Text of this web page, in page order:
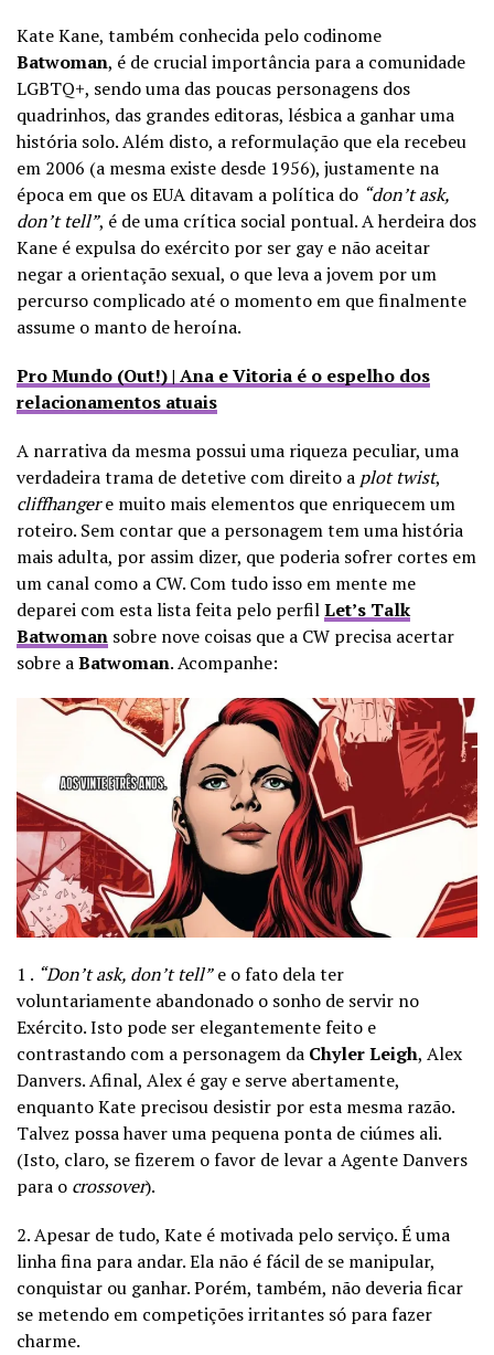
Kate Kane, também conhecida pelo codinome
Batwoman, é de crucial importância para a comunidade
LGBTQ+, sendo uma das poucas personagens dos
quadrinhos, das grandes editoras, lésbica a ganhar uma
história solo. Além disto, a reformulação que ela recebeu
em 2006 (a mesma existe desde 1956), justamente na
época em que os EUA ditavam a política do “don’t ask,
don’t tell”, é de uma crítica social pontual. A herdeira dos
Kane é expulsa do exército por ser gay e não aceitar
negar a orientação sexual, o que leva a jovem por um
percurso complicado até o momento em que finalmente
assume o manto de heroína.
Pro Mundo (Out!) | Ana e Vitoria é o espelho dos
relacionamentos atuais
A narrativa da mesma possui uma riqueza peculiar, uma
verdadeira trama de detetive com direito a plot twist,
cliffhangere muito mais elementos que enriquecem um
roteiro. Sem contar que a personagem tem uma história
mais adulta, por assim dizer, que poderia sofrer cortes em
um canal como a CW. Com tudo isso em mente me
deparei com esta lista feita pelo perfilLet’s Talk
Batwoman sobre nove coisas que a CW precisa acertar
sobre aBatwoman. Acompanhe:
1 . “Don’t ask, don’t tell”e o fato dela ter
voluntariamente abandonado o sonho de servir no
Exército. Isto pode ser elegantemente feito e
contrastando com a personagem da Chyler Leigh, Alex
Danvers. Afinal, Alex é gay e serve abertamente,
enquanto Kate precisou desistir por esta mesma razão.
Talvez possa haver uma pequena ponta de ciúmes ali.
(Isto, claro, se fizerem o favor de levar a Agente Danvers
para o crossover).
2. Apesar de tudo, Kate é motivada pelo serviço. É uma
linha fina para andar. Ela não é fácil de se manipular,
conquistar ou ganhar. Porém, também, não deveria ficar
se metendo em competições irritantes só para fazer
charme.